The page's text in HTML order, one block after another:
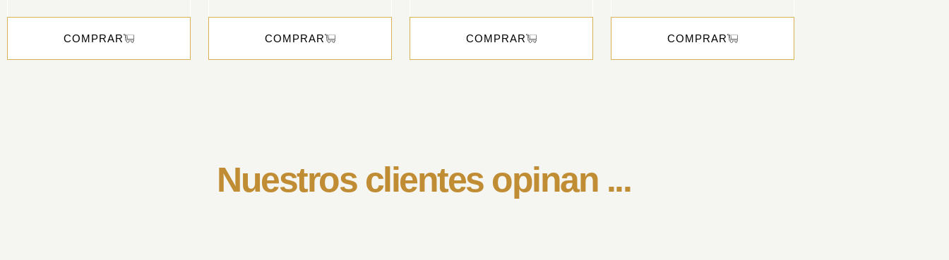
COMPRAR COMPRAR COMPRAR COMPRAR
Nuestros clientes opinan ...